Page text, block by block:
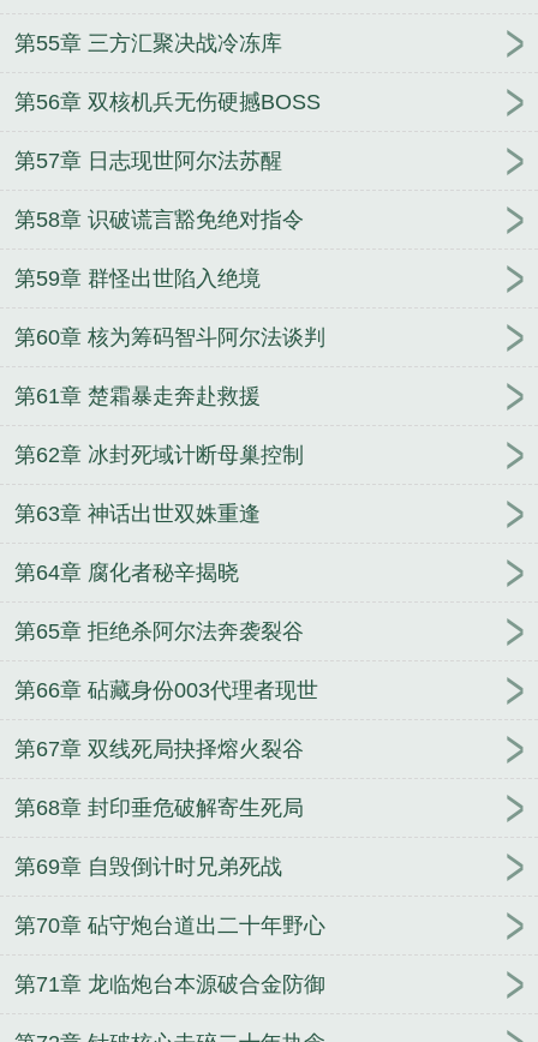
第55章 三方汇聚决战冷冻库
第56章 双核机兵无伤硬撼BOSS
第57章 日志现世阿尔法苏醒
第58章 识破谎言豁免绝对指令
第59章 群怪出世陷入绝境
第60章 核为筹码智斗阿尔法谈判
第61章 楚霜暴走奔赴救援
第62章 冰封死域计断母巢控制
第63章 神话出世双姝重逢
第64章 腐化者秘辛揭晓
第65章 拒绝杀阿尔法奔袭裂谷
第66章 砧藏身份003代理者现世
第67章 双线死局抉择熔火裂谷
第68章 封印垂危破解寄生死局
第69章 自毁倒计时兄弟死战
第70章 砧守炮台道出二十年野心
第71章 龙临炮台本源破合金防御